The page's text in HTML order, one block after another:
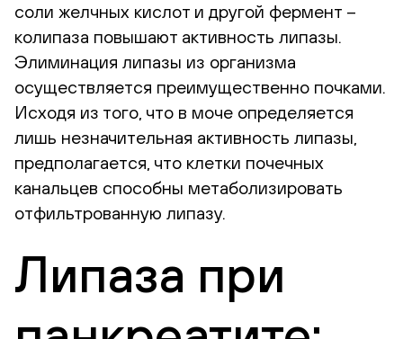
соли желчных кислот и другой фермент –
колипаза повышают активность липазы.
Элиминация липазы из организма
осуществляется преимущественно почками.
Исходя из того, что в моче определяется
лишь незначительная активность липазы,
предполагается, что клетки почечных
канальцев способны метаболизировать
отфильтрованную липазу.
Липаза при